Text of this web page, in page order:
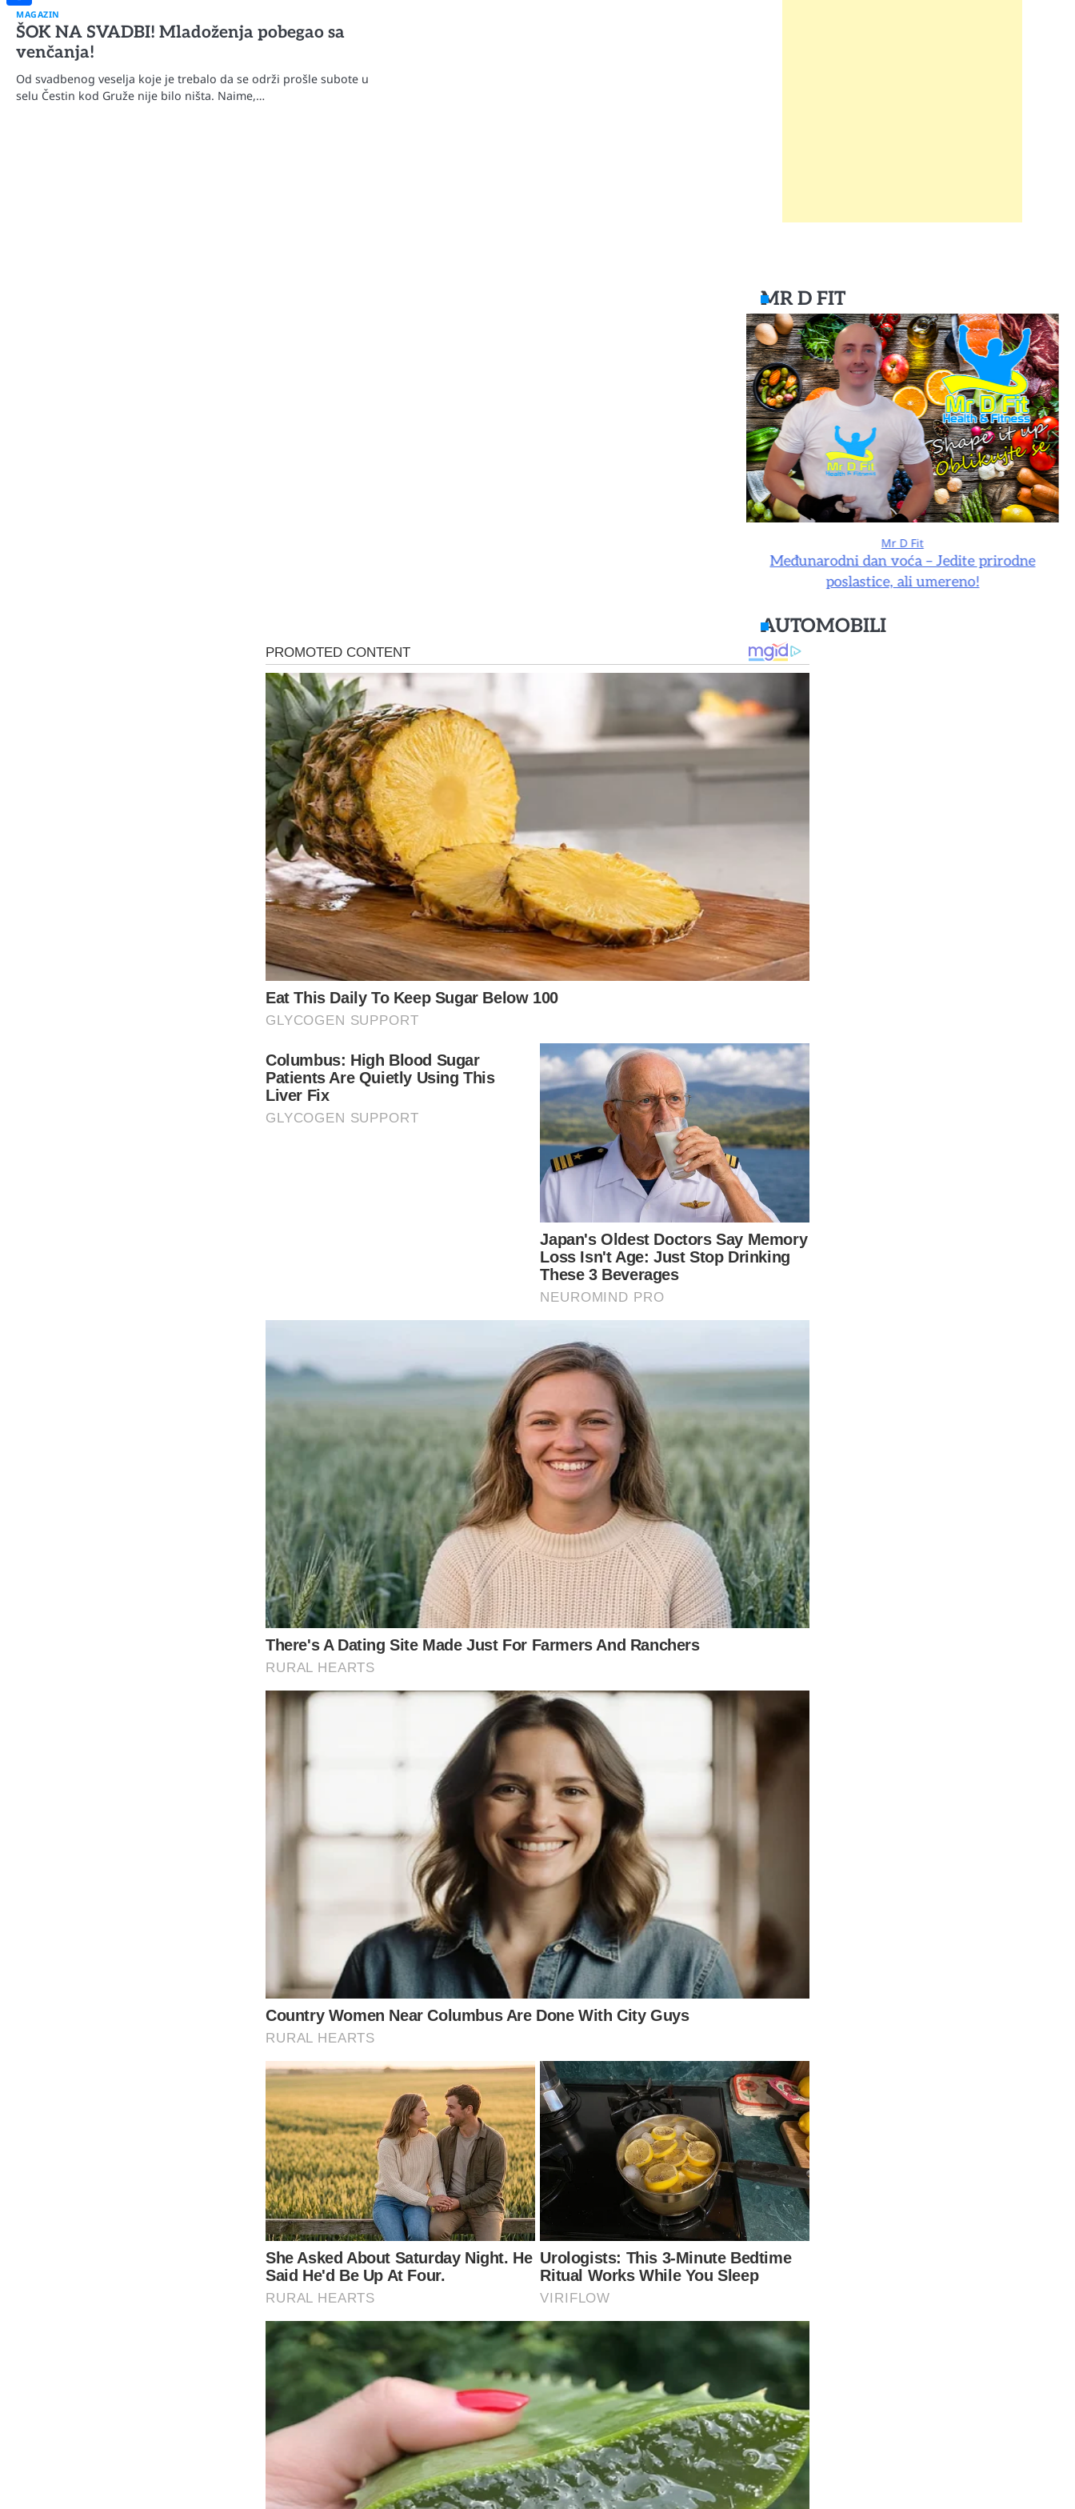
MAGAZIN
ŠOK NA SVADBI! Mladoženja pobegao sa
venčanja!
Od svadbenog veselja koje je trebalo da se održi prošle subote u
selu Čestin kod Gruže nije bilo ništa. Naime,…
MR D FIT
Mr D Fit
Međunarodni dan voća – Jedite prirodne
poslastice, ali umereno!
AUTOMOBILI
Share